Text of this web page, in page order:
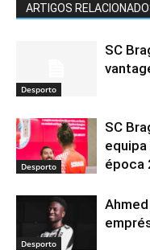
ARTIGOS
Desporto
SC
Desporto
SC
época
Desporto